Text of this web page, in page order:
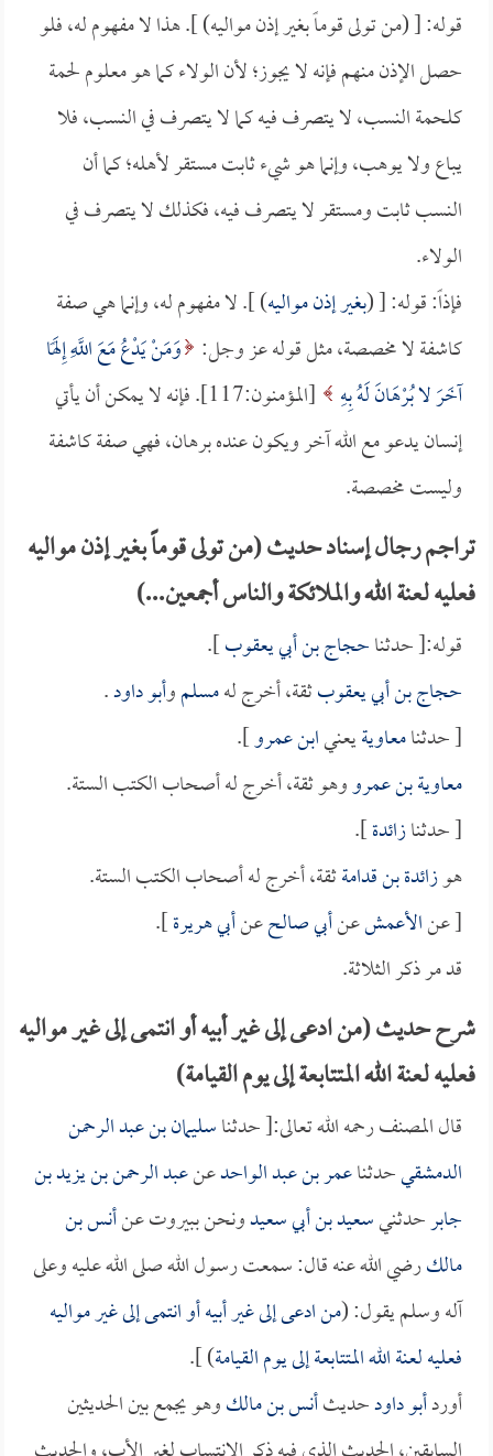
قوله: [ (من تولى قوماً بغير إذن مواليه) ]. هذا لا مفهوم له، فلو
حصل الإذن منهم فإنه لا يجوز؛ لأن الولاء كما هو معلوم لحمة
كلحمة النسب، لا يتصرف فيه كما لا يتصرف في النسب، فلا
يباع ولا يوهب، وإنما هو شيء ثابت مستقر لأهله؛ كما أن
النسب ثابت ومستقر لا يتصرف فيه، فكذلك لا يتصرف في
الولاء.
فإذاً: قوله: [ (بغير إذن مواليه) ]. لا مفهوم له، وإنما هي صفة
كاشفة لا مخصصة، مثل قوله عز وجل: وَمَنْ يَدْعُ مَعَ اللَّهِ إِلَهًا
آخَرَ لا بُرْهَانَ لَهُ بِهِ
[المؤمنون:117]. فإنه لا يمكن أن يأتي
إنسان يدعو مع الله آخر ويكون عنده برهان، فهي صفة كاشفة
وليست مخصصة.
تراجم رجال إسناد حديث (من تولى قوماً بغير إذن مواليه
فعليه لعنة الله والملائكة والناس أجمعين...)
قوله:[ حدثناحجاج بن أبي يعقوب].
حجاج بن أبي يعقوبثقة، أخرج لهمسلموأبو داود.
[ حدثنامعاويةيعنيابن عمرو].
معاوية بن عمرووهو ثقة، أخرج له أصحاب الكتب الستة.
[ حدثنازائدة].
هوزائدة بن قدامةثقة، أخرج له أصحاب الكتب الستة.
[ عنالأعمشعنأبي صالحعنأبي هريرة].
قد مر ذكر الثلاثة.
شرح حديث (من ادعى إلى غير أبيه أو انتمى إلى غير مواليه
فعليه لعنة الله المتتابعة إلى يوم القيامة)
قال المصنف رحمه الله تعالى:[ حدثناسليمان بن عبد الرحمن
الدمشقيحدثناعمر بن عبد الواحدعنعبد الرحمن بن يزيد بن
جابرحدثنيسعيد بن أبي سعيدونحن ببيروت عنأنس بن
مالكرضي الله عنه قال: سمعت رسول الله صلى الله عليه وعلى
آله وسلم يقول: (من ادعى إلى غير أبيه أو انتمى إلى غير مواليه
فعليه لعنة الله المتتابعة إلى يوم القيامة) ].
أوردأبو داودحديثأنس بن مالكوهو يجمع بين الحديثين